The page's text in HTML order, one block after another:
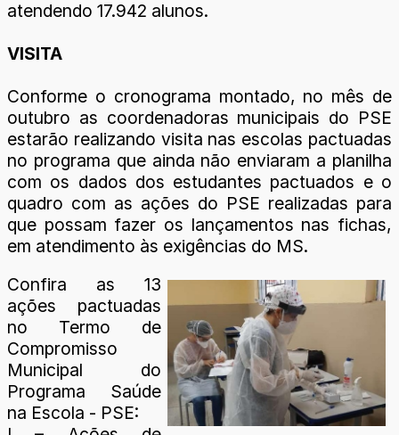
atendendo 17.942 alunos.
VISITA
Conforme o cronograma montado, no mês de
outubro as coordenadoras municipais do PSE
estarão realizando visita nas escolas pactuadas
no programa que ainda não enviaram a planilha
com os dados dos estudantes pactuados e o
quadro com as ações do PSE realizadas para
que possam fazer os lançamentos nas fichas,
em atendimento às exigências do MS.
Confira as 13
ações pactuadas
no Termo de
Compromisso
Municipal do
Programa Saúde
na Escola - PSE: